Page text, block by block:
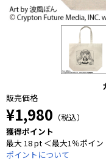
販売価格
¥1,980 （税込）
獲得ポイント
最大 18 pt ＜最大1％ポイ
ポイントについて